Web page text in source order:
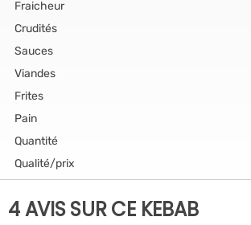
Fraicheur
Crudités
Sauces
Viandes
Frites
Pain
Quantité
Qualité/prix
4 AVIS SUR CE KEBAB